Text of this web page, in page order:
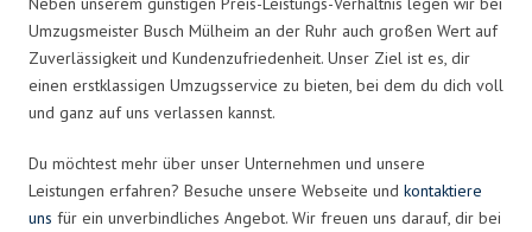
Umzugsmeister Busch Mülheim an der Ruhr auch großen Wert auf
Zuverlässigkeit und Kundenzufriedenheit. Unser Ziel ist es, dir
einen erstklassigen Umzugsservice zu bieten, bei dem du dich voll
und ganz auf uns verlassen kannst.
Du möchtest mehr über unser Unternehmen und unsere
Leistungen erfahren? Besuche unsere Webseite und kontaktiere
uns für ein unverbindliches Angebot. Wir freuen uns darauf, dir bei